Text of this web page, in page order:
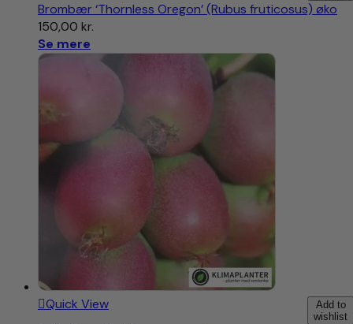
Brombær ‘Thornless Oregon’ (Rubus fruticosus) øko
150,00 kr.
Se mere
Add to
wishlist
Quick View